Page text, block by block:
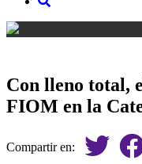
Con lleno total,
FIOM en la
Compartir en: